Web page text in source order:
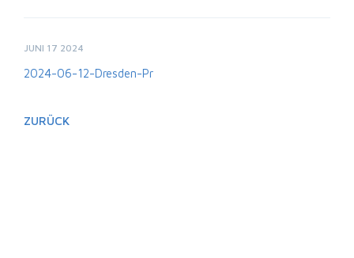
JUNI 17 2024
2024-06-12-Dresden-Pr
ZURÜCK